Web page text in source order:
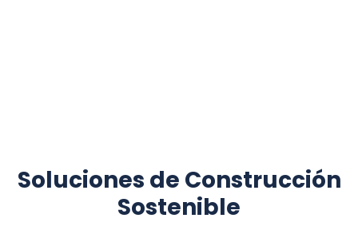
Soluciones de Construcción
Sostenible